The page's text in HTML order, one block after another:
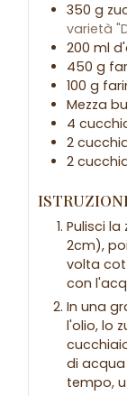
350 g
varietà
200 ml
450 g
100 g
Mezza
4
2
2
Pulisci
2cm),
volta
con
In una
l'olio, lo
di acqua
tempo,